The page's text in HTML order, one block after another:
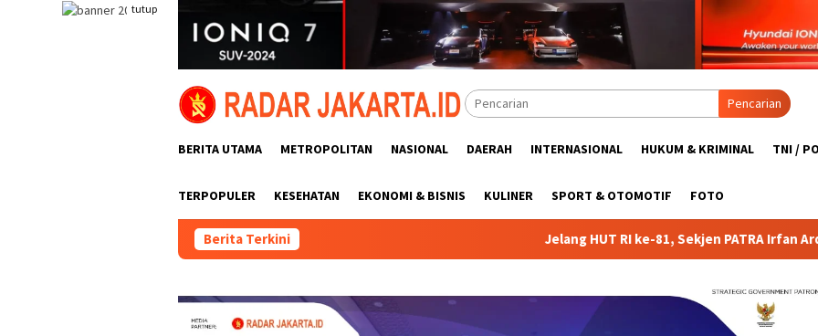
tutup
Pencarian
BERITA UTAMA METROPOLITAN NASIONAL DAERAH INTERNASIONAL HUKUM & KRIMINAL TNI /
TERPOPULER KESEHATAN EKONOMI & BISNIS KULINER SPORT & OTOMOTIF FOTO
Berita Terkini Jelang HUT RI ke-81, Sekjen PATRA Irfan Ardhiyanto Ingatkan Driver